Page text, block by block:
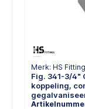
Merk: HS
Fig. 341-3/4"
koppeling,